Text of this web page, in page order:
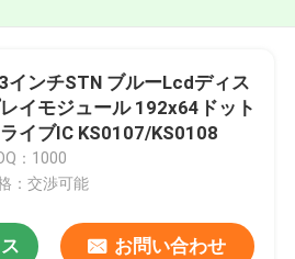
インチSTN ブルーLcdディス
イモジュール 192x64ドット
ライブIC KS0107/KS0108
：1000
：交渉可能
お問い合わせ